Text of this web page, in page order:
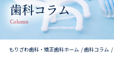
歯科コラム
Column
もりざわ歯科・矯正歯科ホーム 歯科コラム